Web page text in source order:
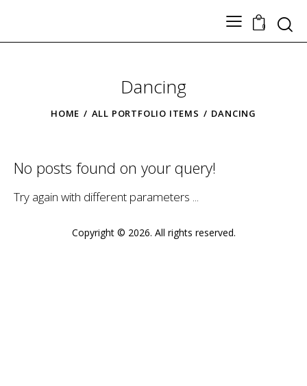
0
Search
Dancing
HOME ALL PORTFOLIO ITEMS DANCING
TODOS LOS PRODUCTOS
No posts found on your query!
Try again with different parameters ...
Copyright © 2026. All rights reserved.